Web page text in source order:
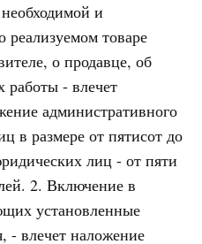
и
товаре
о продавце, об
работы - влечет
административного
в размере от пятисот до
лиц - от пяти
2. Включение в
установленные
- влечет наложение